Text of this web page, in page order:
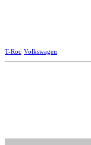
T-Roc Volkswagen